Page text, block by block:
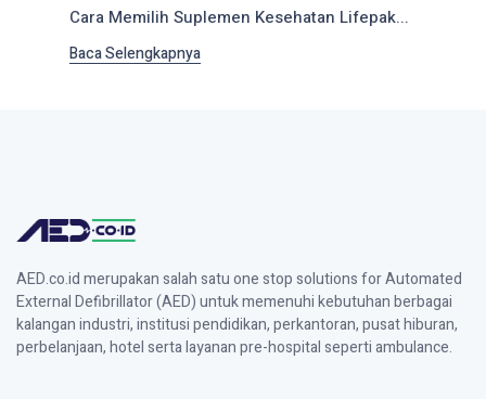
Cara Memilih Suplemen Kesehatan Lifepak...
Baca Selengkapnya
AED.co.id merupakan salah satu one stop solutions for Automated
External Defibrillator (AED) untuk memenuhi kebutuhan berbagai
kalangan industri, institusi pendidikan, perkantoran, pusat hiburan,
perbelanjaan, hotel serta layanan pre-hospital seperti ambulance.